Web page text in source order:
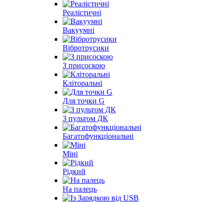
Реалістичні
Вакуумні
Вібротрусики
З присоскою
Кліторальні
Для точки G
З пультом ДК
Багатофункціональні
Міні
Рідкий
На палець